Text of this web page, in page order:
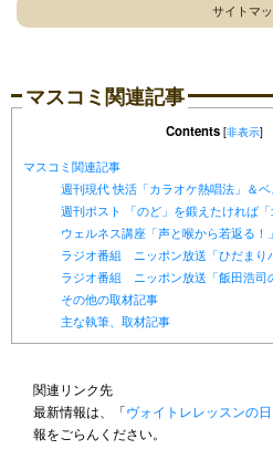
サイトマ
マスコミ関連記事
Contents [非表示]
マスコミ関連記事
週刊現代 快活「カラオケ熱唱法」＆
週刊ポスト 「のど」を鍛えたければ
ウェルネス講座「声と喉から若返る！」
ラジオ番組 ニッポン放送「ひだまり
ラジオ番組 ニッポン放送「飯田浩司
その他の取材記事
主な執筆、取材記事
関連リンク先
最新情報は、「ヴォイトレレッスンの日
報をごらんください。